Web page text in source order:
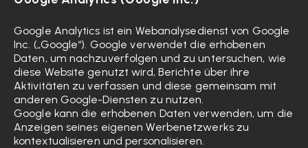
Google Analytics ist ein Webanalysedienst von Google
Inc. („Google“). Google verwendet die erhobenen
Daten, um nachzuverfolgen und zu untersuchen, wie
diese Website genutzt wird, Berichte über ihre
Aktivitäten zu verfassen und diese gemeinsam mit
anderen Google-Diensten zu nutzen.
Google kann die erhobenen Daten verwenden, um die
Anzeigen seines eigenen Werbenetzwerks zu
kontextualisieren und personalisieren.